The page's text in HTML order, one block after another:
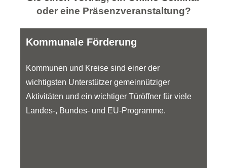
oder eine Präsenzveranstaltung?
Kommunale Förderung
Kommunen und Kreise sind einer der
wichtigsten Unterstützer gemeinnütziger
Aktivitäten und ein wichtiger Türöffner für viele
Landes-, Bundes- und EU-Programme.